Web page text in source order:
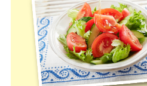
に！